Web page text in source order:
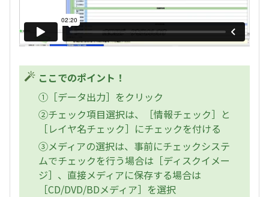
ここでのポイント！
①［データ出力］をクリック
②チェック項目選択は、［情報チェック］と
［レイヤ名チェック］にチェックを付ける
③メディアの選択は、事前にチェックシステ
ムでチェックを行う場合は［ディスクイメー
ジ］、直接メディアに保存する場合は
［CD/DVD/BDメディア］を選択